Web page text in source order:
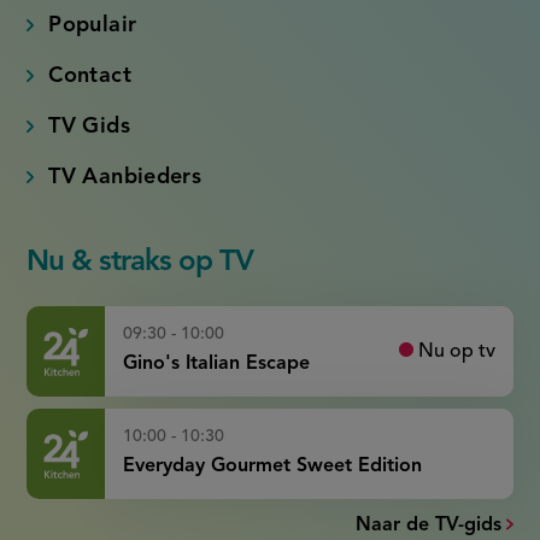
Populair
Contact
TV Gids
TV Aanbieders
Nu & straks op TV
09:30 - 10:00
Gino's Italian Escape
Nu op tv
10:00 - 10:30
Everyday Gourmet Sweet Edition
Naar de TV-gids